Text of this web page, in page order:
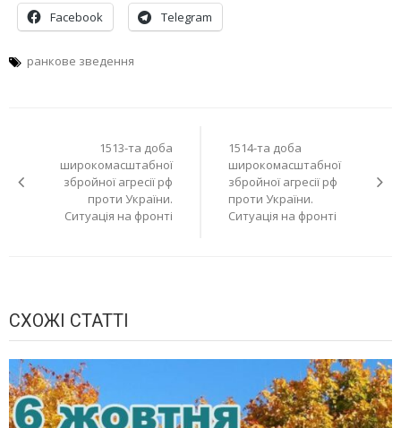
Facebook Telegram
ранкове зведення
записів1513-та доба
широкомасштабної
збройної агресії рф
проти України.
Ситуація на фронті
1514-та доба
широкомасштабної
збройної агресії рф
проти України.
Ситуація на фронті
СХОЖІ СТАТТІ